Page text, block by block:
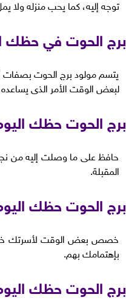
توجه إليه، كما يحب منزله ولا
برج الحوت في حظك اليوم
يتسم مولود برج الحوت بصفات
لبعض الوقت الأمر الذى يساعده
برج الحوت حظك
حافظ على ما وصلت إليه من
المقبلة.
برج الحوت حظك
خصص بعض الوقت لأسرتك
بإهتمامك بهم.
برج الحوت حظك